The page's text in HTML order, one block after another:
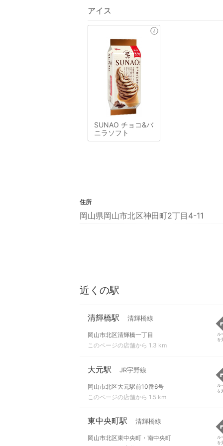
アイス
SUNAO チョコ&バ
ニラソフト
住所
岡山県岡山市北区神田町2丁目4-11
近くの駅
清輝橋駅 清輝橋線
岡山市北区清輝橋一丁目
このページの店舗から 1.3 km
ル
を
大元駅 JR宇野線
岡山市北区大元駅前10番6号
このページの店舗から 1.5 km
ル
を
東中央町駅 清輝橋線
岡山市北区東中央町・南中央町
ル
を